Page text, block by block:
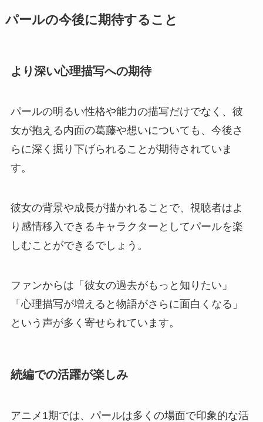
パールの今後に期待すること
より深い心理描写への期待
パールの明るい性格や能力の描写だけでなく、彼
女が抱える内面の葛藤や想いについても、今後さ
らに深く掘り下げられることが期待されていま
す。
彼女の背景や成長が描かれることで、視聴者はよ
り感情移入できるキャラクターとしてパールを楽
しむことができるでしょう。
ファンからは「彼女の過去がもっと知りたい」
「心理描写が増えると物語がさらに面白くなる」
という声が多く寄せられています。
続編での活躍が楽しみ
アニメ1期では、パールは多くの場面で印象的な活